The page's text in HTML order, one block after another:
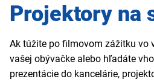
Projektory na
Ak túžite po filmovom zážitku vo
vašej obývačke alebo hľadáte
prezentácie do kancelárie,